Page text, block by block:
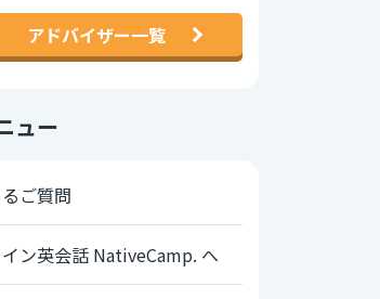
アドバイザー一覧
ュー
ご質問
ン英会話 NativeCamp. へ